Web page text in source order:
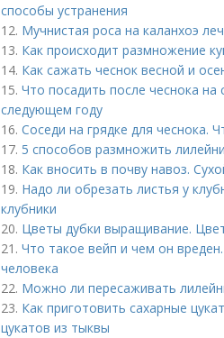
способы устранения
12. Мучнистая роса на каланхоэ
13. Как происходит размножение
14. Как сажать чеснок весной и
15. Что посадить после чеснока
следующем году
16. Соседи на грядке для чеснока.
17. 5 способов размножить
18. Как вносить в почву навоз.
19. Надо ли обрезать листья у
клубники
20. Цветы дубки выращивание.
21. Что такое вейп и чем он
человека
22. Можно ли пересаживать
23. Как приготовить сахарные
цукатов из тыквы